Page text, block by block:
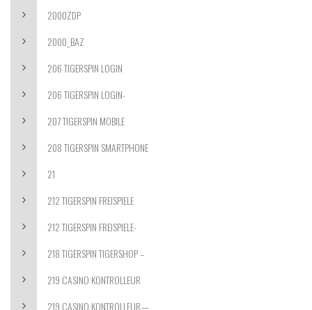
2000ZDP
2000_BAZ
206 TIGERSPIN LOGIN
206 TIGERSPIN LOGIN-
207 TIGERSPIN MOBILE
208 TIGERSPIN SMARTPHONE
21
212 TIGERSPIN FREISPIELE
212 TIGERSPIN FREISPIELE-
218 TIGERSPIN TIGERSHOP –
219 CASINO KONTROLLEUR
219 CASINO KONTROLLEUR—